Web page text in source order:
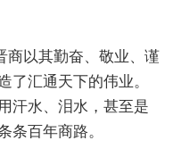
商以其勤奋、敬业、谨
了汇通天下的伟业。
汗水、泪水，甚至是
条百年商路。